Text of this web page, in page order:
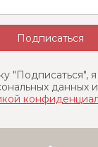
"Подписаться",
данных